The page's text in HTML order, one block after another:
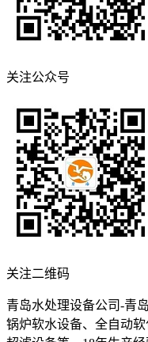
关注公众号
关注二维码
青岛水处理设备公司-青
锅炉软水设备、全自动